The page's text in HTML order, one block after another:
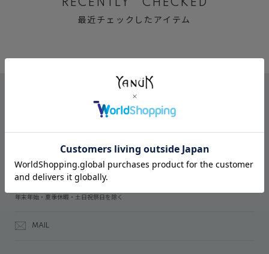
RECENTLY CHECKED
最近チェックしたアイテム
03-6809-2611
年末年始・夏季休暇・土日祝祭日を除く
MAIL